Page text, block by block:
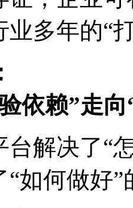
行业多年的
依赖”走
解决了“怎
如何做好”